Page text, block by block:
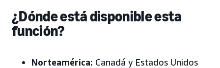
¿Dónde está disponible esta
función?
Norteamérica: Canadá y Estados Unidos